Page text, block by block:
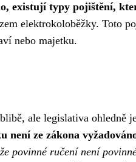
existují typy pojištění,
elektrokoloběžky. Toto
nebo majetku.
ale legislativa ohledně
není ze zákona
povinné ručení není